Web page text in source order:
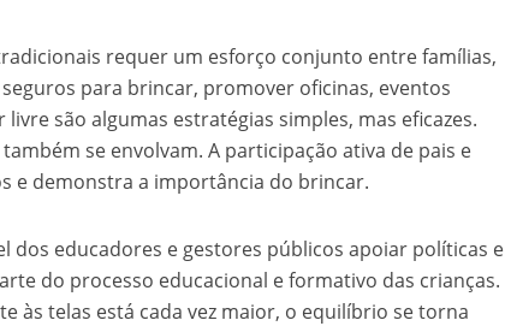
requer um esforço conjunto entre famílias,
para brincar, promover oficinas, eventos
são algumas estratégias simples, mas eficazes.
se envolvam. A participação ativa de pais e
e demonstra a importância do brincar.
dos educadores e gestores públicos apoiar políticas e
do processo educacional e formativo das crianças.
às telas está cada vez maior, o equilíbrio se torna